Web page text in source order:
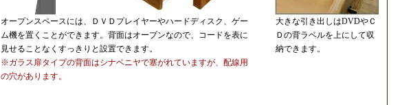
オープンスペースには、ＤＶＤプレイヤーやハードディスク、ゲー
ム機を置くことができます。背面はオープンなので、コードを表に
見せることなくすっきりと設置できます。
※ガラス扉タイプの背面はシナベニヤで塞がれていますが、配線用
の穴があります。
大きな引き出しはDVDやＣ
Ｄの背ラベルを上にして収
納できます。